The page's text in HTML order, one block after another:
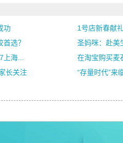
功
1号店新春献
选？
圣妈咪：赴美
海...
在淘宝购买麦
长关注
“存量时代”来